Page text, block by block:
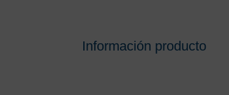
Información producto